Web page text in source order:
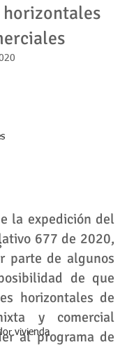
vivienda
horizontales
la expedición del
677 de 2020,
parte de algunos
de que
horizontales de
y comercial
al programa de